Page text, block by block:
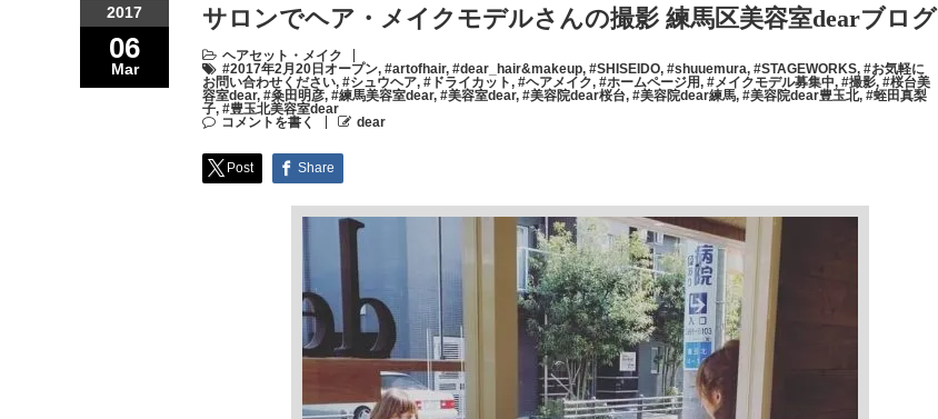
2017
06
Mar
サロンでヘア・メイクモデルさんの撮影 練馬区美容室dearブログ
ヘアセット・メイク
#2017年2月20日オープン, #artofhair, #dear_hair&makeup, #SHISEIDO, #shuuemura, #STAGEWORKS, #お気軽に
お問い合わせください, #シュウヘア, #ドライカット, #ヘアメイク, #ホームページ用, #メイクモデル募集中, #撮影, #桜台美
容室dear, #粂田明彦, #練馬美容室dear, #美容室dear, #美容院dear桜台, #美容院dear練馬, #美容院dear豊玉北, #蛭田真梨
子, #豊玉北美容室dear
コメントを書く
dear
Post Share